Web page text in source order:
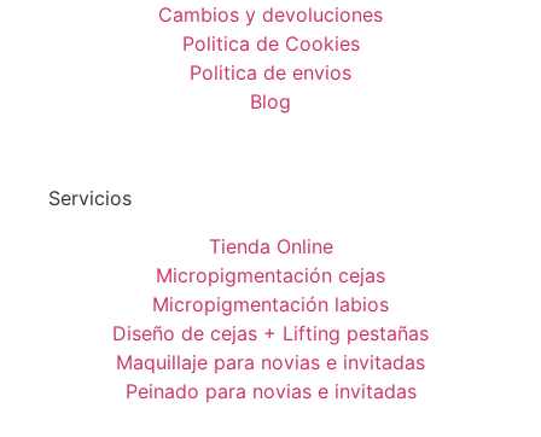
Cambios y devoluciones
Politica de Cookies
Politica de envios
Blog
Servicios
Tienda Online
Micropigmentación cejas
Micropigmentación labios
Diseño de cejas + Lifting pestañas
Maquillaje para novias e invitadas
Peinado para novias e invitadas